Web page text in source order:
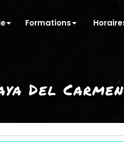
Formations
Del